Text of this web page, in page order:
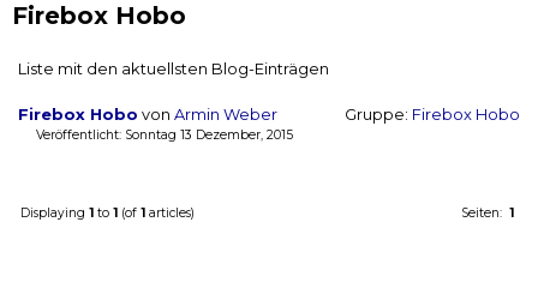
Firebox Hobo
Liste mit den aktuellsten Blog-Einträgen
Firebox Hobo von Armin Weber Gruppe: Firebox Hobo
Veröffentlicht: Sonntag 13 Dezember, 2015
Displaying 1 to 1 (of 1 articles) Seiten: 1